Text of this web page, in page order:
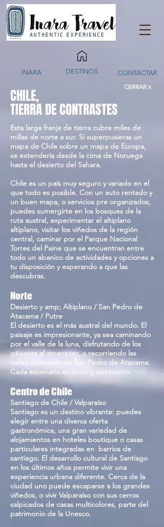
INARA DESTINOS
CONTACTAR
CERRAR x
CHILE,
TIERRA DE CONTRASTES
Esta larga franja de tierra cubre miles de
millas de norte a sur. Si superpusieras un
mapa de Chile sobre un mapa de Europa,
se extendería desde la cima de Noruega
hasta el desierto del Sahara.
Chile es un país muy seguro y variado en el
que todo es posible. Con un auto rentado y
un buen mapa, o servicios pre organizados,
puedes sumergirte en los bosques de la
ruta austral, experimentar el altiplano
altiplano, visitar los viñedos de la región
central, caminar por el Parque Nacional
Torres del Paine que se encuentran entre
todo un abanico de actividades y opciones a
tu disposición y esperando a que las
descubras.
Norte
Desierto y amp; Altiplano / San Pedro de
Atacama / Putre
El desierto es el más austral del mundo. El
paisaje es impresionante, ya sea caminando
por el valle de la luna, disfrutando de los
géiseres al amanecer, o recorriendo las
calles coloniales de San Pedro de Atacama.
Cada escenario es único y cambiante.
Centro de Chile
Santiago de Chile / Valparaíso
Santiago es un destino vibrante: puedes
elegir entre una diversa oferta
gastronómica, una gran variedad de
alojamientos en hoteles boutique o casas
particulares integradas en barrios de
santiago. El desarrollo cultural de Santiago
en los últimos años permite vivir una
experiencia urbana diferente. Cerca de la
ciudad uno puede escaparse a los grandes
viñedos, o vivir Valparaíso con sus cerros
salpicados de casas multicolores, parte del
patrimonio de la Unesco.